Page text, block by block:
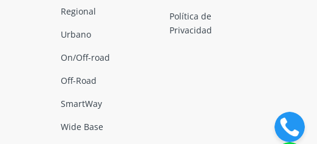
Regional
Urbano
On/Off-road
Off-Road
SmartWay
Wide Base
Política de
Privacidad